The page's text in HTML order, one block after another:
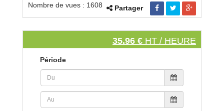
Nombre de vues : 1608 Partager
35.96 € HT / HEURE
Période